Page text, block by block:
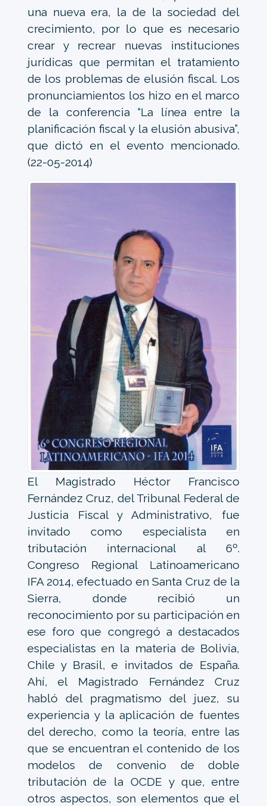
una nueva era, la de la sociedad del
crecimiento, por lo que es necesario
crear y recrear nuevas instituciones
jurídicas que permitan el tratamiento
de los problemas de elusión fiscal. Los
pronunciamientos los hizo en el marco
de la conferencia “La línea entre la
planificación fiscal y la elusión abusiva”,
que dictó en el evento mencionado.
(22-05-2014)
El Magistrado Héctor Francisco
Fernández Cruz, del Tribunal Federal de
Justicia Fiscal y Administrativo, fue
invitado como especialista en
tributación internacional al 6º.
Congreso Regional Latinoamericano
IFA 2014, efectuado en Santa Cruz de la
Sierra, donde recibió un
reconocimiento por su participación en
ese foro que congregó a destacados
especialistas en la materia de Bolivia,
Chile y Brasil, e invitados de España.
Ahí, el Magistrado Fernández Cruz
habló del pragmatismo del juez, su
experiencia y la aplicación de fuentes
del derecho, como la teoría, entre las
que se encuentran el contenido de los
modelos de convenio de doble
tributación de la OCDE y que, entre
otros aspectos, son elementos que el